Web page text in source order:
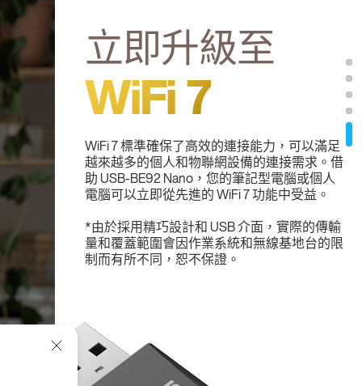
立即升級至
WiFi 7
WiFi 7 標準確保了高效的連接能力，可以滿足
越來越多的個人和物聯網設備的連接需求。借
助 USB-BE92 Nano，您的筆記型電腦或個人
電腦可以立即從先進的 WiFi 7 功能中受益。
*由於採用精巧設計和 USB 介面，實際的傳輸
量和覆蓋範圍會因作業系統和無線基地台的限
制而有所不同，恕不保證。